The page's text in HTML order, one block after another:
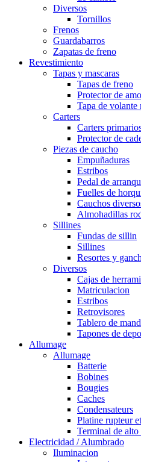
Diversos
Tornillos
Frenos
Guardabarros
Zapatas de freno
Revestimiento
Tapas y mascaras
Tapas de freno
Protector de
Tapa de volante
Carters
Carters
Protector de
Piezas de caucho
Empuñaduras
Estribos
Pedal de
Fuelles de
Cauchos
Almohadillas
Sillines
Fundas de sillin
Sillines
Resortes y
Diversos
Cajas de
Matriculacion
Estribos
Retrovisores
Tablero de
Tapones de
Allumage
Allumage
Batterie
Bobines
Bougies
Caches
Condensateurs
Platine rupteur
Terminal de
Electricidad / Alumbrado
Iluminacion